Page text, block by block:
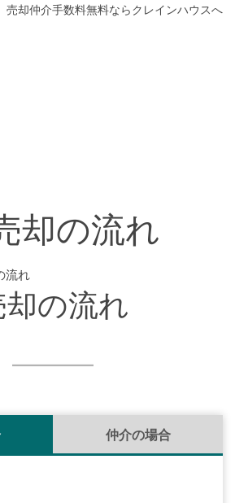
売却仲介手数料無料ならクレインハウスへ
却の流れ
流れ
却の流れ
仲介の場合